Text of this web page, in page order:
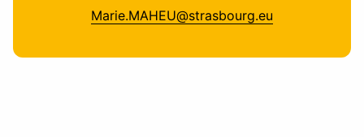
Marie.MAHEU@strasbourg.eu